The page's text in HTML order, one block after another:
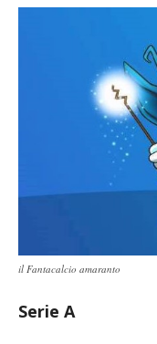
il Fantacalcio amaranto
Serie A